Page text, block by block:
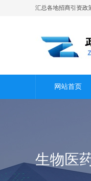
汇总各地招商引资政
网站首页
生物医